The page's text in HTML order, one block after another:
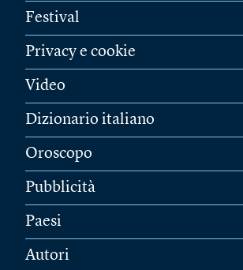
Festival
Privacy e cookie
Video
Dizionario italiano
Oroscopo
Pubblicità
Paesi
Autori